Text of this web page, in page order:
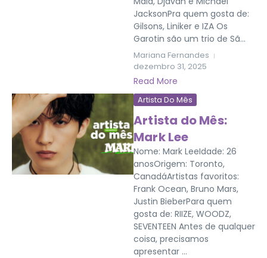
JacksonPra quem gosta de:
Gilsons, Liniker e IZA Os
Garotin são um trio de Sã...
Mariana Fernandes
dezembro 31, 2025
Read More
Artista Do Mês
Artista do Mês:
Mark Lee
Nome: Mark LeeIdade: 26
anosOrigem: Toronto,
CanadáArtistas favoritos:
Frank Ocean, Bruno Mars,
Justin BieberPara quem
gosta de: RIIZE, WOODZ,
SEVENTEEN Antes de qualquer
coisa, precisamos
apresentar ...